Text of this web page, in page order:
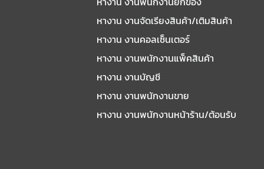
หางาน งานจัดเรียงสินค้า/เติมสินค้า
หางาน งานคอลเซ็นเตอร์
หางาน งานพนักงานแพ็คสินค้า
หางาน งานบัญชี
หางาน งานพนักงานขาย
หางาน งานพนักงานหน้าร้าน/ต้อนรับ